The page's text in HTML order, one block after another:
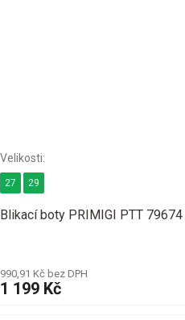
Blikací boty PRIMIGI PTT
990,91 Kč bez DPH
1 199 Kč
27 29